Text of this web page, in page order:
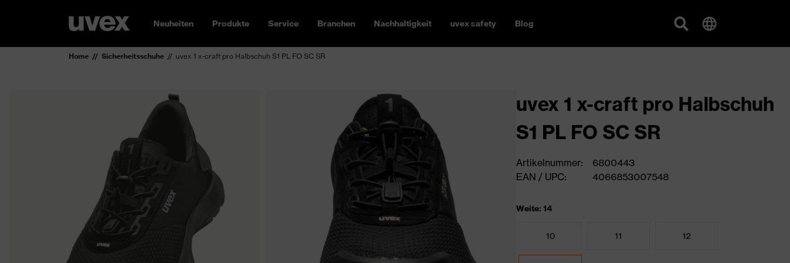
Neuheiten Produkte Service Branchen Nachhaltigkeit uvex safety Blog
Home Sicherheitsschuhe uvex 1 x-craft pro Halbschuh S1 PL FO SC SR
uvex 1 x-craft pro Halbschuh
S1 PL FO SC SR
Artikelnummer:
6800443
EAN / UPC:
4066853007548
Weite: 14
10 11 12